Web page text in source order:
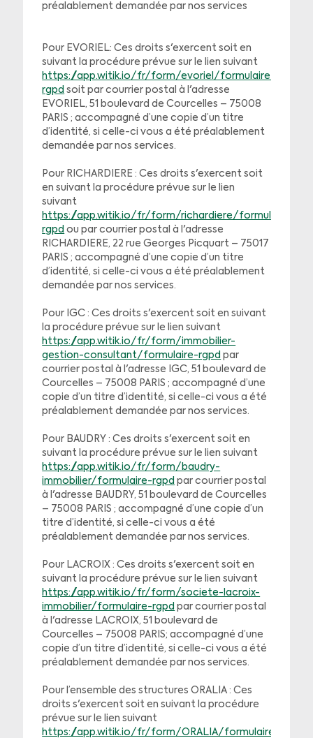
préalablement demandée par nos services
Pour EVORIEL: Ces droits s'exercent soit en
suivant la procédure prévue sur le lien suivant
https://app.witik.io/fr/form/evoriel/formulaire-
rgpd soit par courrier postal à l'adresse
EVORIEL, 51 boulevard de Courcelles – 75008
PARIS ; accompagné d’une copie d’un titre
d’identité, si celle-ci vous a été préalablement
demandée par nos services.
Pour RICHARDIERE : Ces droits s'exercent soit
en suivant la procédure prévue sur le lien
suivant
https://app.witik.io/fr/form/richardiere/formulaire-
rgpd ou par courrier postal à l'adresse
RICHARDIERE, 22 rue Georges Picquart – 75017
PARIS ; accompagné d’une copie d’un titre
d’identité, si celle-ci vous a été préalablement
demandée par nos services.
Pour IGC : Ces droits s'exercent soit en suivant
la procédure prévue sur le lien suivant
https://app.witik.io/fr/form/immobilier-
gestion-consultant/formulaire-rgpd par
courrier postal à l'adresse IGC, 51 boulevard de
Courcelles – 75008 PARIS ; accompagné d’une
copie d’un titre d’identité, si celle-ci vous a été
préalablement demandée par nos services.
Pour BAUDRY : Ces droits s'exercent soit en
suivant la procédure prévue sur le lien suivant
https://app.witik.io/fr/form/baudry-
immobilier/formulaire-rgpd par courrier postal
à l'adresse BAUDRY, 51 boulevard de Courcelles
– 75008 PARIS ; accompagné d’une copie d’un
titre d’identité, si celle-ci vous a été
préalablement demandée par nos services.
Pour LACROIX : Ces droits s'exercent soit en
suivant la procédure prévue sur le lien suivant
https://app.witik.io/fr/form/societe-lacroix-
immobilier/formulaire-rgpd par courrier postal
à l'adresse LACROIX, 51 boulevard de
Courcelles – 75008 PARIS; accompagné d’une
copie d’un titre d’identité, si celle-ci vous a été
préalablement demandée par nos services.
Pour l’ensemble des structures ORALIA : Ces
droits s'exercent soit en suivant la procédure
prévue sur le lien suivant
https://app.witik.io/fr/form/ORALIA/formulaire-